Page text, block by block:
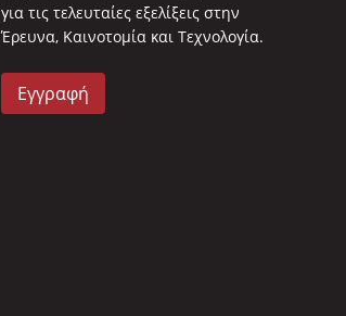
για τις τελευταίες εξελίξεις στην
Έρευνα, Καινοτομία και Τεχνολογία.
Εγγραφή